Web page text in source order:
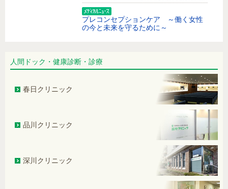
プレコンセプションケア ～働く女性
の今と未来を守るために～
世界対がんデーに、がんについて考え
GLP-1ダイエットの注意点
―人間ドック・健診で見つかる「心房
細動」は重大なサイン― 心房細動の
早期発見と専門医受診の重要性
煙が見えない新型タバコと健康被害
―加熱式タバコ・電子タバコ・紙巻き
人間ドック・健康診断・診療
春日クリニック
品川クリニック
深川クリニック